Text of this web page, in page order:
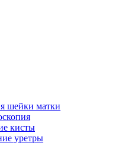
шейки матки
кисты
уретры